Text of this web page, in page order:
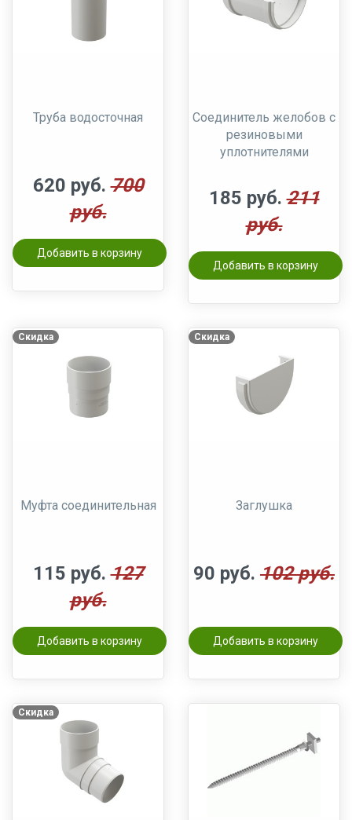
Труба водосточная
620 руб. 700
руб.
Добавить в корзину
Соединитель желобов с
резиновыми
уплотнителями
185 руб. 211
руб.
Добавить в корзину
Скидка
Муфта соединительная
115 руб. 127
руб.
Добавить в корзину
Скидка
Заглушка
90 руб. 102 руб.
Добавить в корзину
Скидка